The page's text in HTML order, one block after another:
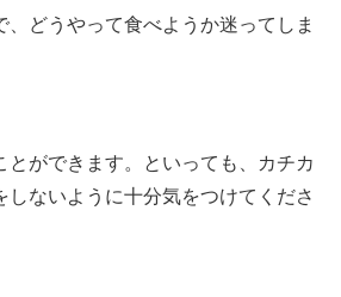
、どうやって食べようか迷ってしま
とができます。といっても、カチカ
しないように十分気をつけてくださ